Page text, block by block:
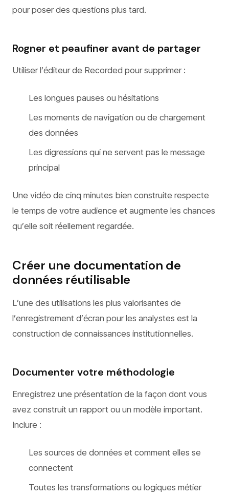
pour poser des questions plus tard.
Rogner et peaufiner avant de partager
Utiliser l’éditeur de Recorded pour supprimer :
Les longues pauses ou hésitations
Les moments de navigation ou de chargement
des données
Les digressions qui ne servent pas le message
principal
Une vidéo de cinq minutes bien construite respecte
le temps de votre audience et augmente les chances
qu’elle soit réellement regardée.
Créer une documentation de
données réutilisable
L’une des utilisations les plus valorisantes de
l’enregistrement d’écran pour les analystes est la
construction de connaissances institutionnelles.
Documenter votre méthodologie
Enregistrez une présentation de la façon dont vous
avez construit un rapport ou un modèle important.
Inclure :
Les sources de données et comment elles se
connectent
Toutes les transformations ou logiques métier